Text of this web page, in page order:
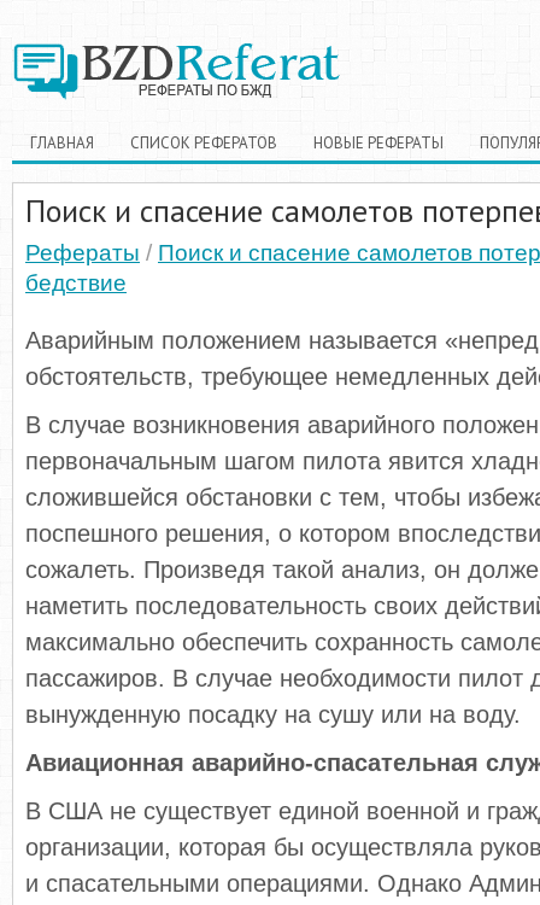
ГЛАВНАЯ СПИСОК РЕФЕРАТОВ НОВЫЕ РЕФЕРАТЫ
Поиск и спасение самолетов
Рефераты / Поиск и спасение самолетов
бедствие
Аварийным положением называется
обстоятельств, требующее немедленных
В случае возникновения аварийного
первоначальным шагом пилота явится
сложившейся обстановки с тем, чтобы
поспешного решения, о котором
сожалеть. Произведя такой анализ, он
наметить последовательность своих
максимально обеспечить сохранность
пассажиров. В случае необходимости пилот
вынужденную посадку на сушу или на воду.
Авиационная аварийно-спасательная
В США не существует единой военной и
организации, которая бы осуществляла
и спасательными операциями. Однако